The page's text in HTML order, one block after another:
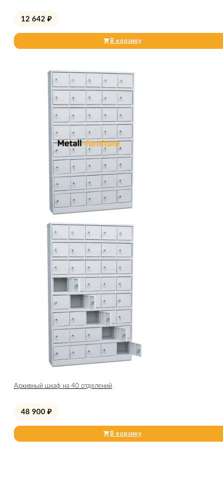
12 642 ₽
В корзину
Архивный шкаф на 40 отделений
48 900 ₽
В корзину